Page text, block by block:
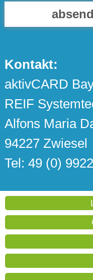
Kontakt:
aktivCARD
REIF
Alfons Maria
94227 Zwiesel
Tel: 49 (0)